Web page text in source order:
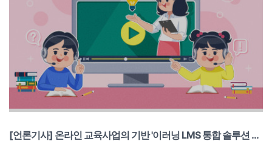
[언론기사] 온라인 교육사업의 기반 '이러닝 LMS 통합 솔루션 ezCAMPUS(이지캠퍼스)' 론칭